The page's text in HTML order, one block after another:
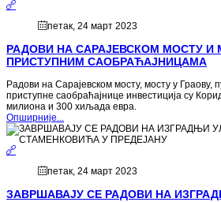
петак, 24 март 2023
РАДОВИ НА САРАЈЕВСКОМ МОСТУ И
ПРИСТУПНИМ САОБРАЋАЈНИЦАМА
Радови на Сарајевском мосту, мосту у Граову,
приступне саобраћајнице инвестиција су
милиона и 300 хиљада евра.
Опширније...
петак, 24 март 2023
ЗАВРШАВАЈУ СЕ РАДОВИ НА